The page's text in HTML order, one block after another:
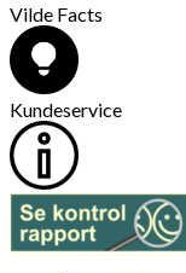
Vilde Facts
Kundeservice